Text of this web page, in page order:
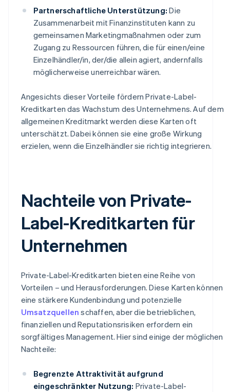
Partnerschaftliche Unterstützung: Die
Zusammenarbeit mit Finanzinstituten kann zu
gemeinsamen Marketingmaßnahmen oder zum
Zugang zu Ressourcen führen, die für einen/eine
Einzelhändler/in, der/die allein agiert, andernfalls
möglicherweise unerreichbar wären.
Angesichts dieser Vorteile fördern Private-Label-
Kreditkarten das Wachstum des Unternehmens. Auf dem
allgemeinen Kreditmarkt werden diese Karten oft
unterschätzt. Dabei können sie eine große Wirkung
erzielen, wenn die Einzelhändler sie richtig integrieren.
Nachteile von Private-
Label-Kreditkarten für
Unternehmen
Private-Label-Kreditkarten bieten eine Reihe von
Vorteilen – und Herausforderungen. Diese Karten können
eine stärkere Kundenbindung und potenzielle
Umsatzquellen schaffen, aber die betrieblichen,
finanziellen und Reputationsrisiken erfordern ein
sorgfältiges Management. Hier sind einige der möglichen
Nachteile:
Begrenzte Attraktivität aufgrund
eingeschränkter Nutzung: Private-Label-